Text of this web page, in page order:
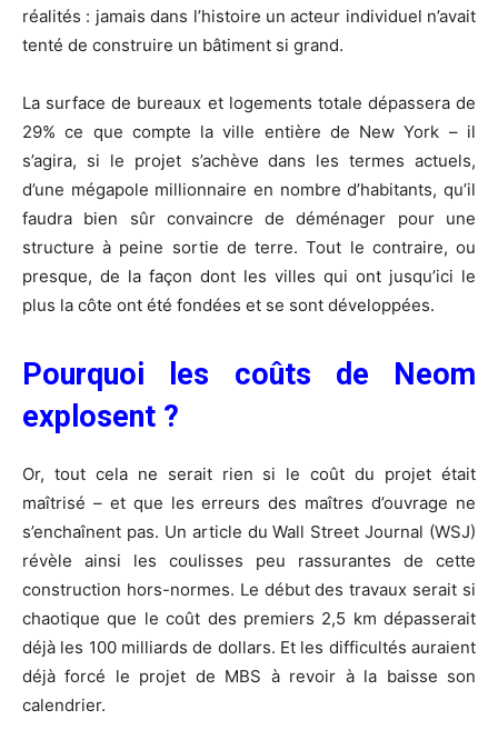
réalités : jamais dans l’histoire un acteur individuel n’avait
tenté de construire un bâtiment si grand.
La surface de bureaux et logements totale dépassera de
29% ce que compte la ville entière de New York – il
s’agira, si le projet s’achève dans les termes actuels,
d’une mégapole millionnaire en nombre d’habitants, qu’il
faudra bien sûr convaincre de déménager pour une
structure à peine sortie de terre. Tout le contraire, ou
presque, de la façon dont les villes qui ont jusqu’ici le
plus la côte ont été fondées et se sont développées.
Pourquoi les coûts de Neom
explosent ?
Or, tout cela ne serait rien si le coût du projet était
maîtrisé – et que les erreurs des maîtres d’ouvrage ne
s’enchaînent pas. Un article du Wall Street Journal (WSJ)
révèle ainsi les coulisses peu rassurantes de cette
construction hors-normes. Le début des travaux serait si
chaotique que le coût des premiers 2,5 km dépasserait
déjà les 100 milliards de dollars. Et les difficultés auraient
déjà forcé le projet de MBS à revoir à la baisse son
calendrier.